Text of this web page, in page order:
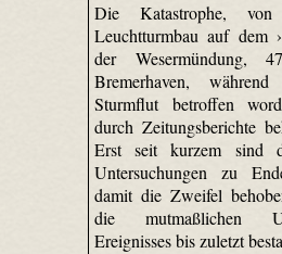
Die Katastrophe,
Leuchtturmbau auf dem
der Wesermündung,
Bremerhaven,
Sturmflut betroffen
durch Zeitungsberichte
Erst seit kurzem sind
Untersuchungen zu
damit die Zweifel
die mutmaßlichen
Ereignisses bis zuletzt